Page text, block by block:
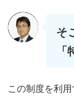
そ
この制度を利用